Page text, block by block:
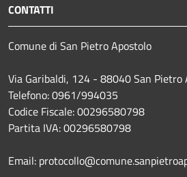
CONTATTI
Comune di San Pietro Apostolo
Via Garibaldi, 124 - 88040 San Pietro
Telefono: 0961/994035
Codice Fiscale: 00296580798
Partita IVA: 00296580798
Email: